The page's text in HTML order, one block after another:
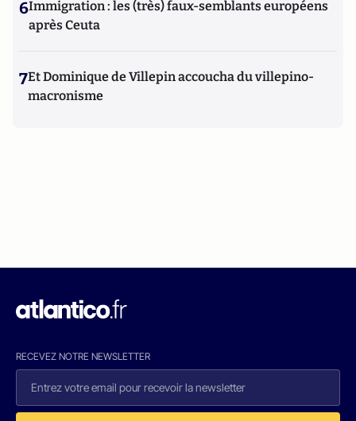
6Immigration : les (très) faux-semblants européens
après Ceuta
7Et Dominique de Villepin accoucha du villepino-
macronisme
RECEVEZ NOTRE NEWSLETTER